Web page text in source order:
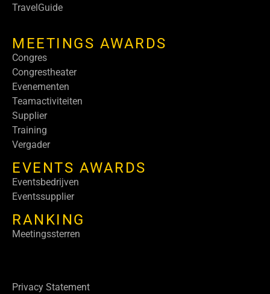
TravelGuide
MEETINGS AWARDS
Congres
Congrestheater
Evenementen
Teamactiviteiten
Supplier
Training
Vergader
EVENTS AWARDS
Eventsbedrijven
Eventssupplier
RANKING
Meetingssterren
Privacy Statement